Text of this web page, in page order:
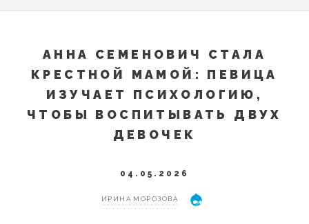
АННА СЕМЕНОВИЧ СТАЛА
КРЕСТНОЙ МАМОЙ: ПЕВИЦА
ИЗУЧАЕТ ПСИХОЛОГИЮ,
ЧТОБЫ ВОСПИТЫВАТЬ ДВУХ
ДЕВОЧЕК
04.05.2026
ИРИНА МОРОЗОВА